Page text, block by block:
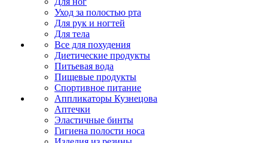
Уход за полостью рта
Для рук и ногтей
Для тела
Все для похудения
Диетические продукты
Питьевая вода
Пищевые продукты
Спортивное питание
Аппликаторы Кузнецова
Аптечки
Эластичные бинты
Гигиена полости носа